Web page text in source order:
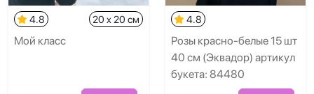
4.8 20 x 20 см
Мой класс
4.8
Розы красно-белые 15 шт
40 см (Эквадор) артикул
букета: 84480